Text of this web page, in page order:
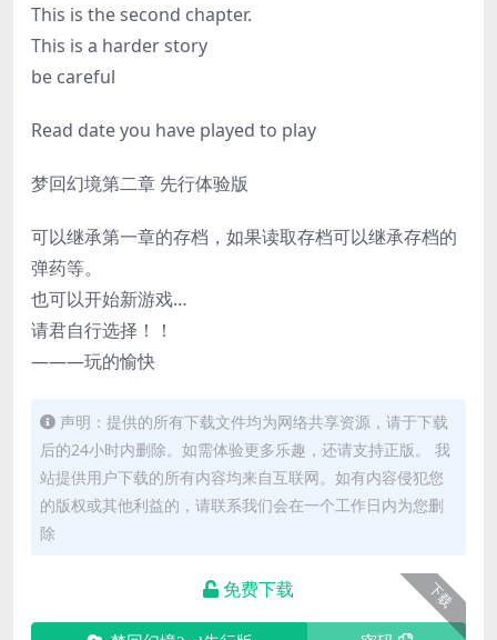
This is the second chapter.
This is a harder story
be careful
Read date you have played to play
梦回幻境第二章 先行体验版
可以继承第一章的存档，如果读取存档可以继承存档的
弹药等。
也可以开始新游戏…
请君自行选择！！
———玩的愉快
声明：提供的所有下载文件均为网络共享资源，请于下载
后的24小时内删除。如需体验更多乐趣，还请支持正版。 我
站提供用户下载的所有内容均来自互联网。如有内容侵犯您
的版权或其他利益的，请联系我们会在一个工作日内为您删
除
下载
免费下载